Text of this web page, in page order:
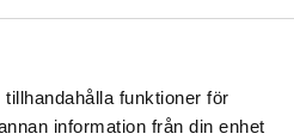
funktioner för
information från din enhet